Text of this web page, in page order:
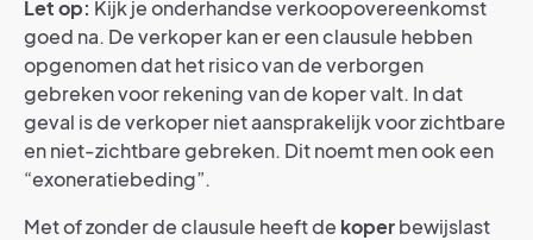
Let op: Kijk je onderhandse verkoopovereenkomst
goed na. De verkoper kan er een clausule hebben
opgenomen dat het risico van de verborgen
gebreken voor rekening van de koper valt. In dat
geval is de verkoper niet aansprakelijk voor zichtbare
en niet-zichtbare gebreken. Dit noemt men ook een
“exoneratiebeding”.
Met of zonder de clausule heeft de koperbewijslast